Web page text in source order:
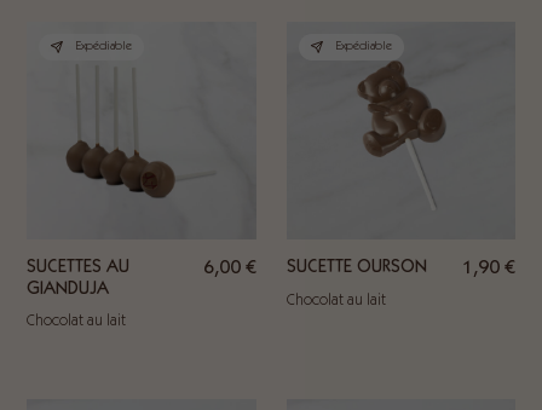
Expédiable
SUCETTES AU
GIANDUJA
6,00 €
Chocolat au lait
Expédiable
SUCETTE OURSON 1,90 €
Chocolat au lait